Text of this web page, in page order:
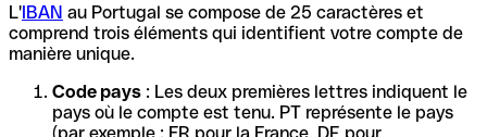
L'IBAN au Portugal se compose de 25 caractères et
comprend trois éléments qui identifient votre compte de
manière unique.
Code pays : Les deux premières lettres indiquent le
pays où le compte est tenu. PT représente le pays
(par exemple : FR pour la France, DE pour